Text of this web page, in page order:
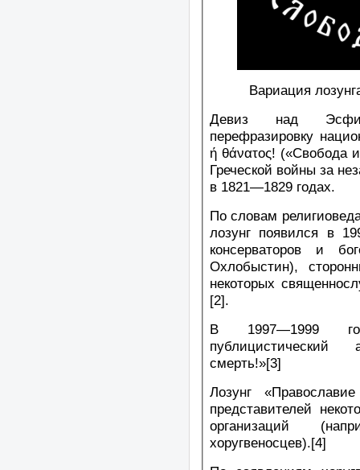
Вариация
Девиз над
перефразировку
ή θάνατος! («Свобода
Греческой войны за
в 1821—1829 годах.
По словам
лозунг появился в
консерваторов и
Охлобыстин),
некоторых
[2].
В 1997—1999
смерть!»[3]
Лозунг
представителей
организаций
хоругвеносцев).[4]